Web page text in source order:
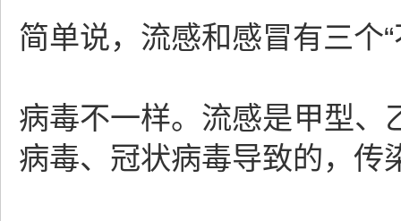
简单说，流感和感冒有三个“
病毒不一样。流感是甲型、
病毒、冠状病毒导致的，传